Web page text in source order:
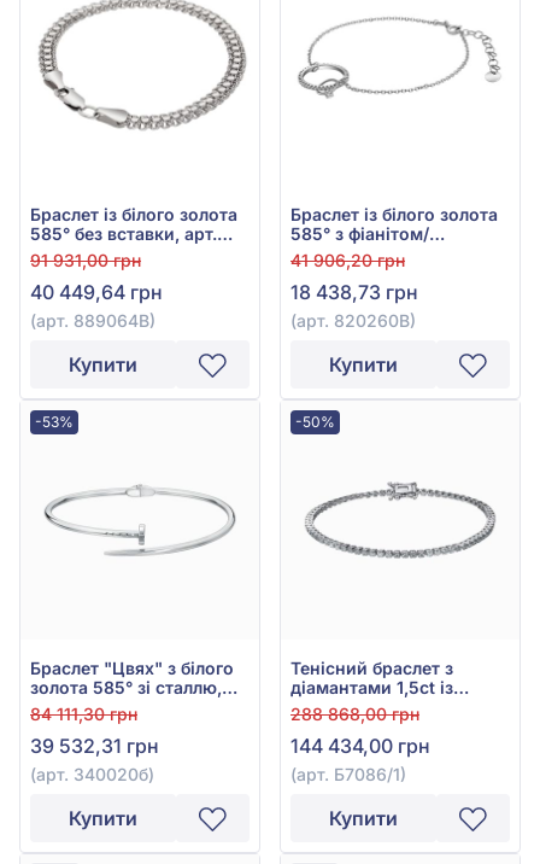
Браслет із білого золота
585° без вставки, арт.
889064В
91 931,00 грн
40 449,64 грн
(арт. 889064В)
Купити
Браслет із білого золота
585° з фіанітом/
куб.цирконієм, арт.
820260В
41 906,20 грн
18 438,73 грн
(арт. 820260В)
Купити
-53%
Браслет "Цвях" з білого
золота 585° зі сталлю,
арт. 340020б
84 111,30 грн
39 532,31 грн
(арт. 340020б)
Купити
-50%
Тенісний браслет з
діамантами 1,5ct із
білого золота 585°, арт.
Б7086/1
288 868,00 грн
144 434,00 грн
(арт. Б7086/1)
Купити